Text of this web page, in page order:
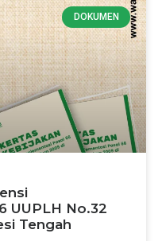
DOKUMEN
UUPLH No.32
Tengah